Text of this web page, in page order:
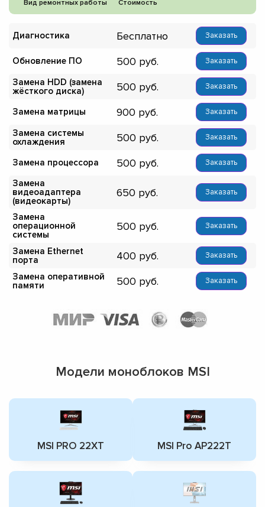
Вид ремонтных работы Стоимость
Диагностика Бесплатно Заказать
Обновление ПО 500 Заказать
Замена HDD (замена
жёсткого диска)
500 Заказать
Замена матрицы 900 Заказать
Замена системы
охлаждения
500 Заказать
Замена процессора 500 Заказать
Замена
видеоадаптера
(видеокарты)
650 Заказать
Замена
операционной
системы
500 Заказать
Замена Ethernet
порта
400 Заказать
Замена оперативной
памяти
500 Заказать
Модели моноблоков MSI
MSI PRO 22XT MSI Pro AP222T